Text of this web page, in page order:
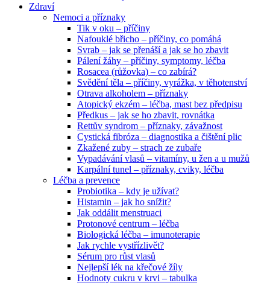
Zdraví
Nemoci a příznaky
Tik v oku – příčiny
Nafouklé břicho – příčiny, co pomáhá
Svrab – jak se přenáší a jak se ho zbavit
Pálení žáhy – příčiny, symptomy, léčba
Rosacea (růžovka) – co zabírá?
Svědění těla – příčiny, vyrážka, v těhotenství
Otrava alkoholem – příznaky
Atopický ekzém – léčba, mast bez předpisu
Předkus – jak se ho zbavit, rovnátka
Rettův syndrom – příznaky, závažnost
Cystická fibróza – diagnostika a čištění plic
Zkažené zuby – strach ze zubaře
Vypadávání vlasů – vitamíny, u žen a u mužů
Karpální tunel – příznaky, cviky, léčba
Léčba a prevence
Probiotika – kdy je užívat?
Histamin – jak ho snížit?
Jak oddálit menstruaci
Protonové centrum – léčba
Biologická léčba – imunoterapie
Jak rychle vystřízlivět?
Sérum pro růst vlasů
Nejlepší lék na křečové žíly
Hodnoty cukru v krvi – tabulka